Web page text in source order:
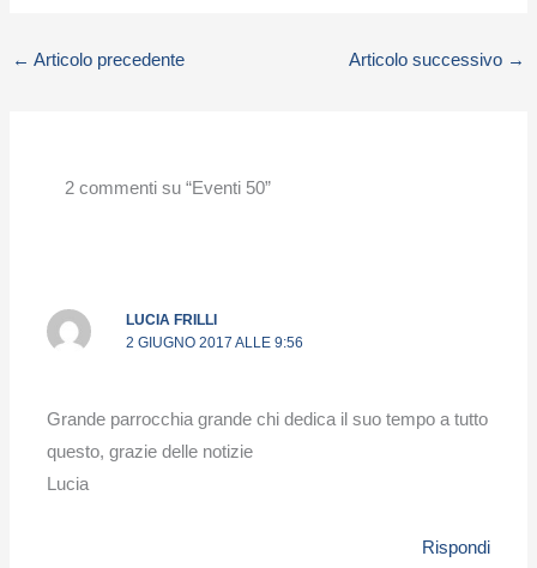
← Articolo precedente Articolo successivo →
2 commenti su “Eventi 50”
LUCIA FRILLI
2 GIUGNO 2017 ALLE 9:56
Grande parrocchia grande chi dedica il suo tempo a tutto
questo, grazie delle notizie
Lucia
Rispondi